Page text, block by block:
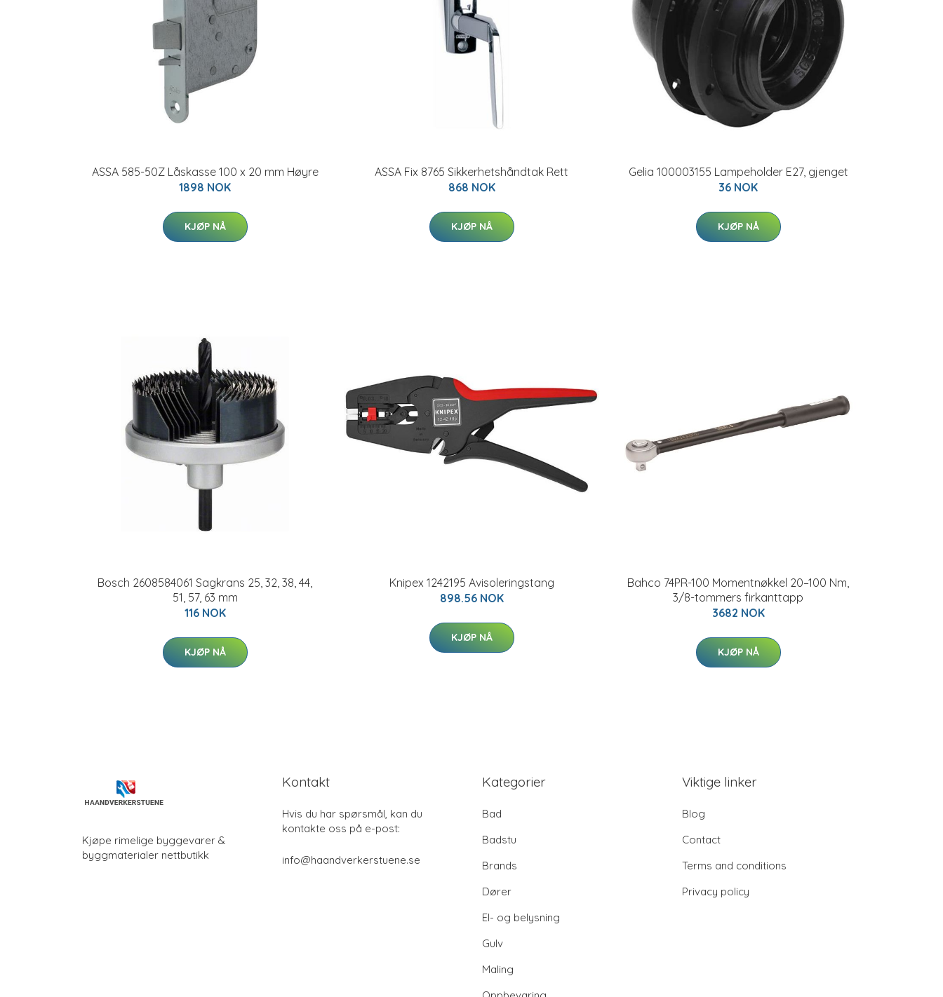
ASSA 585-50Z Låskasse 100 x 20 mm Høyre
1898 NOK
KJØP NÅ
ASSA Fix 8765 Sikkerhetshåndtak Rett
868 NOK
KJØP NÅ
Gelia 100003155 Lampeholder E27, gjenget
36 NOK
KJØP NÅ
Bosch 2608584061 Sagkrans 25, 32, 38, 44,
51, 57, 63 mm
116 NOK
KJØP NÅ
Knipex 1242195 Avisoleringstang
898.56 NOK
KJØP NÅ
Bahco 74PR-100 Momentnøkkel 20–100 Nm,
3/8-tommers firkanttapp
3682 NOK
KJØP NÅ
Kjøpe rimelige byggevarer &
byggmaterialer nettbutikk
Kontakt
Hvis du har spørsmål, kan du
kontakte oss på e-post:
info@haandverkerstuene.se
Kategorier
Bad
Badstu
Brands
Dører
El- og belysning
Gulv
Maling
Viktige linker
Blog
Contact
Terms and conditions
Privacy policy